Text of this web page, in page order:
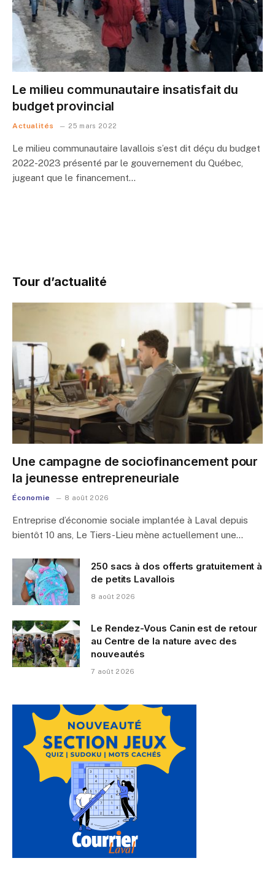
Le milieu communautaire insatisfait du
budget provincial
Actualités 25 mars 2022
Le milieu communautaire lavallois s’est dit déçu du budget
2022-2023 présenté par le gouvernement du Québec,
jugeant que le financement…
Tour d’actualité
Une campagne de sociofinancement pour
la jeunesse entrepreneuriale
Économie 8 août 2026
Entreprise d’économie sociale implantée à Laval depuis
bientôt 10 ans, Le Tiers-Lieu mène actuellement une…
250 sacs à dos offerts gratuitement à
de petits Lavallois
8 août 2026
Le Rendez-Vous Canin est de retour
au Centre de la nature avec des
nouveautés
7 août 2026